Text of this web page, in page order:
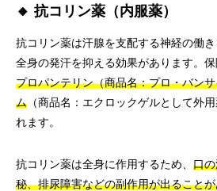
🔸 抗コリン薬（内服薬）
抗コリン薬は汗腺を支配する神経の働き
全身の発汗を抑える効果があります。保
プロパンテリン（商品名：プロ・バン
ム （商品名：エクロックゲルとして外
れます。
抗コリン薬は全身に作用するため、 口
秘、排尿障害などの副作用が出ること